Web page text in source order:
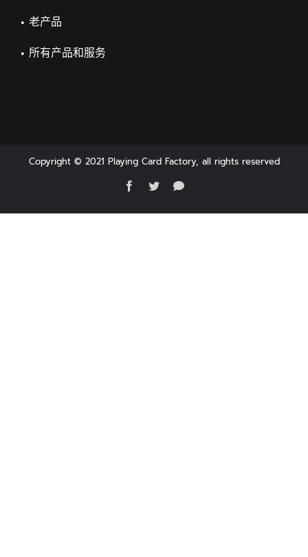
老产品
所有产品和服务
Copyright © 2021 Playing Card Factory, all rights reserved
Facebook
TwitterMessenger